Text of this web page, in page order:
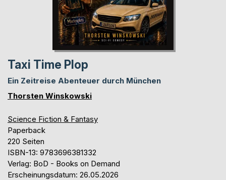
Taxi Time Plop
Ein Zeitreise Abenteuer durch München
Thorsten Winskowski
Science Fiction & Fantasy
Paperback
220 Seiten
ISBN-13: 9783696381332
Verlag: BoD - Books on Demand
Erscheinungsdatum: 26.05.2026